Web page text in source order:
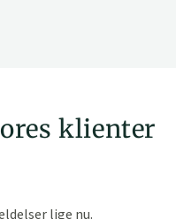
klienter